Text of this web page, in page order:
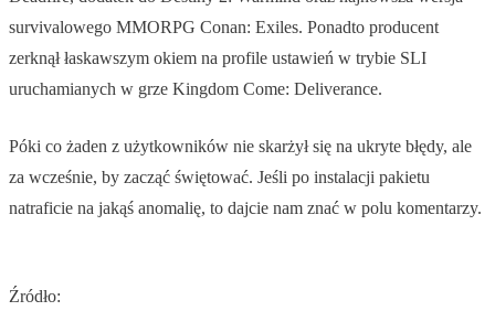
survivalowego MMORPG Conan: Exiles. Ponadto producent
zerknął łaskawszym okiem na profile ustawień w trybie SLI
uruchamianych w grze Kingdom Come: Deliverance.
Póki co żaden z użytkowników nie skarżył się na ukryte błędy, ale
za wcześnie, by zacząć świętować. Jeśli po instalacji pakietu
natraficie na jakąś anomalię, to dajcie nam znać w polu komentarzy.
Źródło: